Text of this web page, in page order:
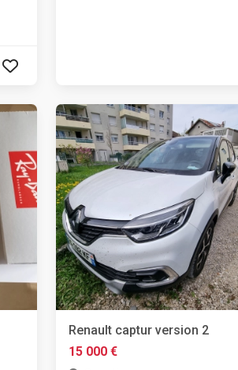
Renault captur version 2
15 000 €